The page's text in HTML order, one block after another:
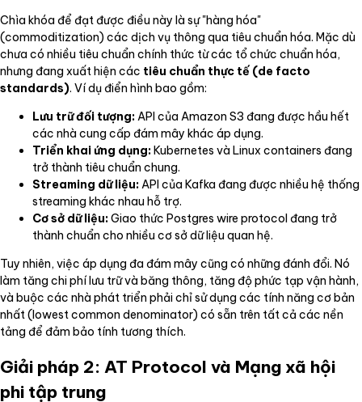
Chìa khóa để đạt được điều này là sự "hàng hóa"
(commoditization) các dịch vụ thông qua tiêu chuẩn hóa. Mặc dù
chưa có nhiều tiêu chuẩn chính thức từ các tổ chức chuẩn hóa,
nhưng đang xuất hiện các tiêu chuẩn thực tế (de facto
standards). Ví dụ điển hình bao gồm:
Lưu trữ đối tượng:API của Amazon S3 đang được hầu hết
các nhà cung cấp đám mây khác áp dụng.
Triển khai ứng dụng:Kubernetes và Linux containers đang
trở thành tiêu chuẩn chung.
Streaming dữ liệu:API của Kafka đang được nhiều hệ thống
streaming khác nhau hỗ trợ.
Cơ sở dữ liệu:Giao thức Postgres wire protocol đang trở
thành chuẩn cho nhiều cơ sở dữ liệu quan hệ.
Tuy nhiên, việc áp dụng đa đám mây cũng có những đánh đổi. Nó
làm tăng chi phí lưu trữ và băng thông, tăng độ phức tạp vận hành,
và buộc các nhà phát triển phải chỉ sử dụng các tính năng cơ bản
nhất (lowest common denominator) có sẵn trên tất cả các nền
tảng để đảm bảo tính tương thích.
Giải pháp 2: AT Protocol và Mạng xã hội
phi tập trung